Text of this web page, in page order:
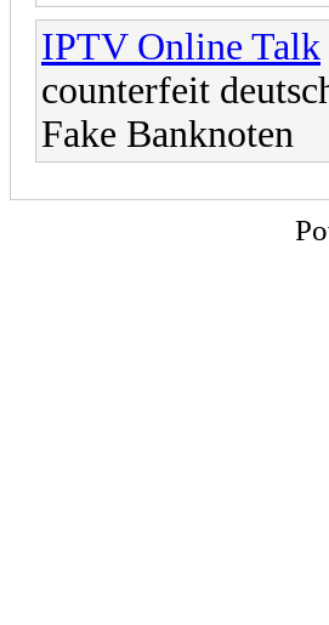
IPTV Online Talk
counterfeit
Fake Banknoten